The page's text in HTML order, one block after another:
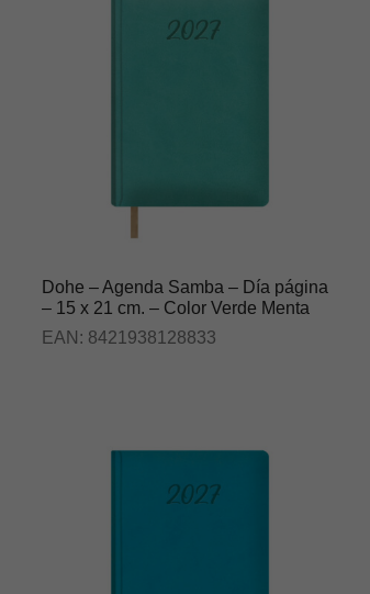
Dohe – Agenda Samba – Día página
– 15 x 21 cm. – Color Verde Menta
EAN: 8421938128833